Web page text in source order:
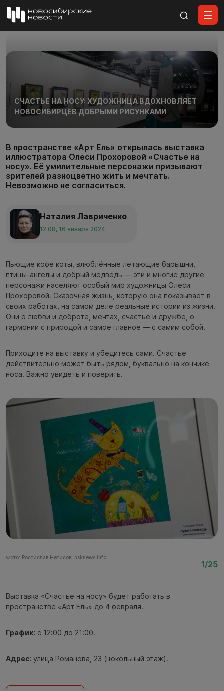
СЧАСТЬЕ НА НОСУ: ХУДОЖНИЦА ВДОХНОВЛЯЕТ
НОВОСИБИРЦЕВ ДОБРЫМИ РИСУНКАМИ
В пространстве «Арт Ель» открылась выставка
иллюстратора Олеси Прохоровой «Счастье на
носу». Её умилительные персонажи призывают
зрителей разноцветно жить и мечтать.
Невозможно не согласиться.
Наталия Лавриченко
12:08, 16 января 2024
Пьющие кофе коты, влюблённые летающие барышни,
птицы-ангелы и добрый медведь — эти и многие другие
персонажи населяют особый мир художницы Олеси
Прохоровой. Сказочная жизнь, которую она показывает в
своих работах, на самом деле реальные истории из жизни.
Они о любви и доброте, мечтах, счастье и дружбе, о
гармонии с природой и самое главное — с самим собой.
Приходите на выставку и убедитесь сами. Счастье
действительно может быть рядом, буквально на кончике
носа. Важно увидеть и поверить.
Фото: Ростислав Нетисов, nsknews.info
1/25
Выставка «Счастье на носу» будет работать в
пространстве «Арт Ель» до 4 февраля.
График: с 12:00 до 21:00.
Адрес: улица Романова, 23 (цокольный этаж).